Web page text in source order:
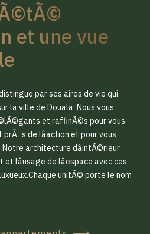
et une vue
par ses aires de vie qui
la ville de Douala. Nous vous
et raffinÃ©s pour vous
de lâaction et pour vous
architecture dâintÃ©rieur
lâusage de lâespace avec ces
unitÃ© porte le nom